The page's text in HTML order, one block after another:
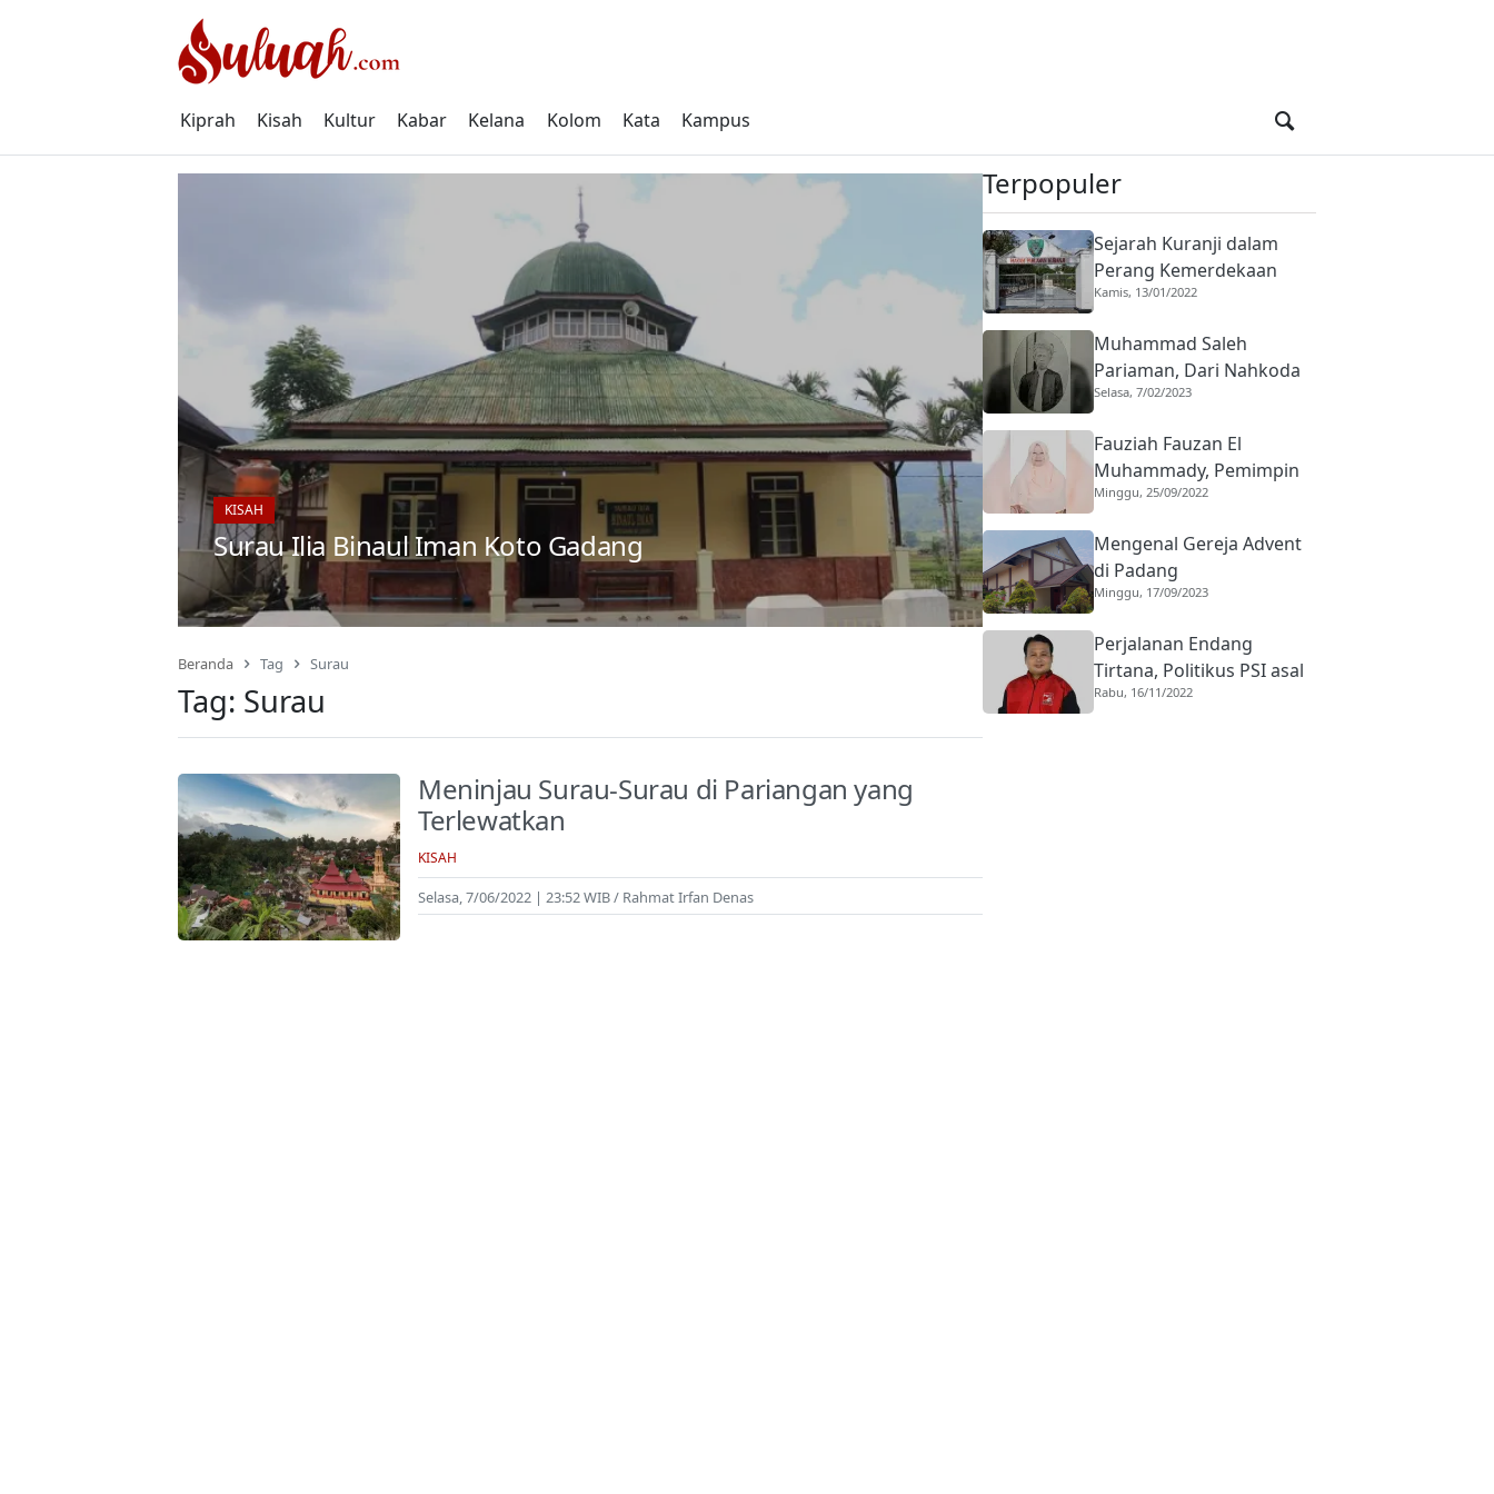
Kiprah Kisah Kultur Kabar Kelana Kolom Kata Kampus
KISAH
Surau Ilia Binaul Iman Koto Gadang
Beranda Tag Surau
Tag: Surau
Meninjau Surau-Surau di Pariangan yang
Terlewatkan
KISAH
Selasa, 7/06/2022 | 23:52 WIB Rahmat Irfan Denas
Terpopuler
Sejarah Kuranji dalam
Perang Kemerdekaan
Indonesia, Basis Harimau
Kamis, 13/01/2022
Muhammad Saleh
Pariaman, Dari Nahkoda
ke Saudagar
Selasa, 7/02/2023
Fauziah Fauzan El
Muhammady, Pemimpin
Diniyyah Puteri
Minggu, 25/09/2022
Mengenal Gereja Advent
di Padang
Minggu, 17/09/2023
Perjalanan Endang
Tirtana, Politikus PSI asal
Pasaman ke Kursi
Rabu, 16/11/2022